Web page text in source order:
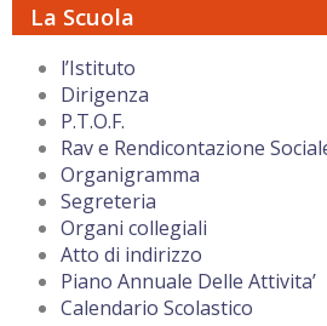
La Scuola
l’Istituto
Dirigenza
P.T.O.F.
Rav e Rendicontazione
Organigramma
Segreteria
Organi collegiali
Atto di indirizzo
Piano Annuale Delle Attivita’
Calendario Scolastico